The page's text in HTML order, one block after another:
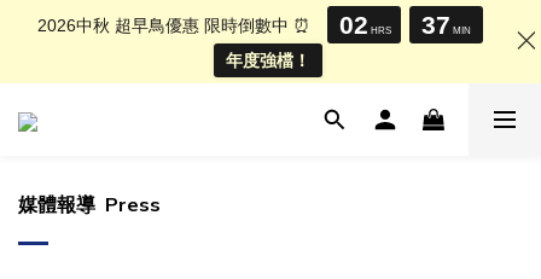
媒體報導 Press
2026中秋 超早鳥優惠 限時倒數中 ⏰ 02 HRS 37 MIN
年度強檔！